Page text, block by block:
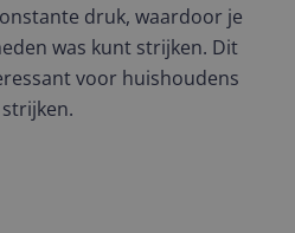
druk, waardoor je
was kunt strijken. Dit
voor huishoudens